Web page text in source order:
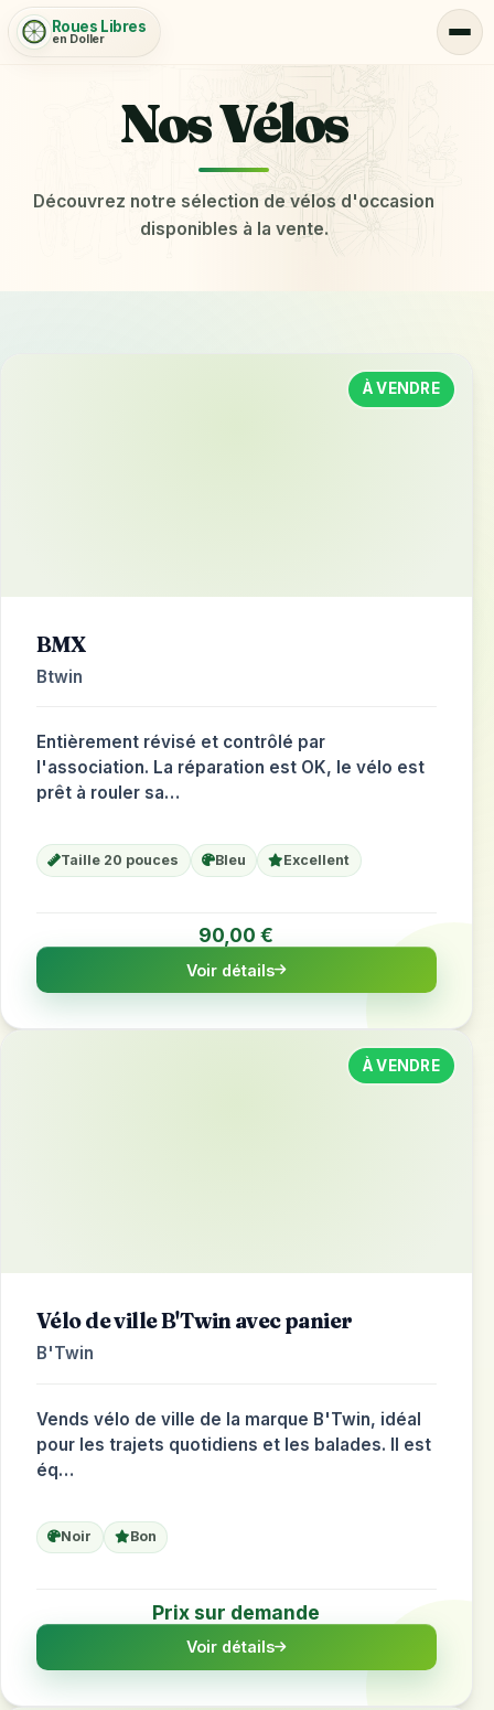
Roues Libres
en Doller
Nos Vélos
Découvrez notre sélection de vélos d'occasion
disponibles à la vente.
À VENDRE
BMX
Btwin
Entièrement révisé et contrôlé par
l'association. La réparation est OK, le vélo est
prêt à rouler sa…
Taille 20 pouces Bleu Excellent
90,00 €
Voir détails
À VENDRE
Vélo de ville B'Twin avec panier
B'Twin
Vends vélo de ville de la marque B'Twin, idéal
pour les trajets quotidiens et les balades. Il est
éq…
Noir Bon
Prix sur demande
Voir détails